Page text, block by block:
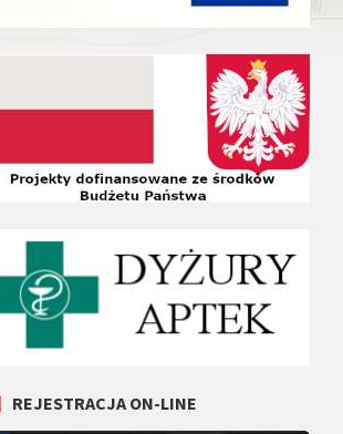
REJESTRACJA ON-LINE